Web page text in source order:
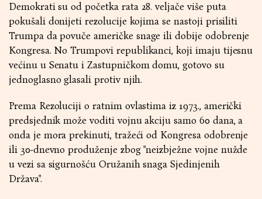
Demokrati su od početka rata 28. veljače više puta
pokušali donijeti rezolucije kojima se nastoji prisiliti
Trumpa da povuče američke snage ili dobije odobrenje
Kongresa. No Trumpovi republikanci, koji imaju tijesnu
većinu u Senatu i Zastupničkom domu, gotovo su
jednoglasno glasali protiv njih.
Prema Rezoluciji o ratnim ovlastima iz 1973., američki
predsjednik može voditi vojnu akciju samo 60 dana, a
onda je mora prekinuti, tražeći od Kongresa odobrenje
ili 30-dnevno produženje zbog "neizbježne vojne nužde
u vezi sa sigurnošću Oružanih snaga Sjedinjenih
Država".